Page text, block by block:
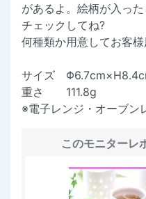
があるよ。絵柄が入っ
チェックしてね?
何種類か用意してお客
サイズ
重さ 111.8g
※電子レンジ・オーブン
このモニターレ